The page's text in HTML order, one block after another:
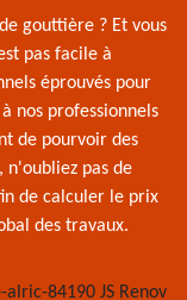
gouttière ? Et vous
pas facile à
éprouvés pour
nos professionnels
de pourvoir des
n'oubliez pas de
de calculer le prix
des travaux.